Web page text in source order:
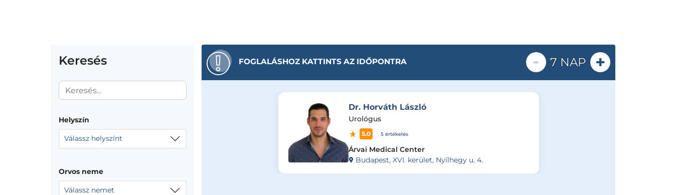
Keresés
Helyszín
Válassz helyszínt
Orvos neme
Válassz nemet
FOGLALÁSHOZ KATTINTS AZ IDŐPONTRA - 7 NAP +
Dr. Horváth László
Urológus
5.0 5 értékelés
Árvai Medical Center
Budapest, XVI. kerület, Nyílhegy u. 4.